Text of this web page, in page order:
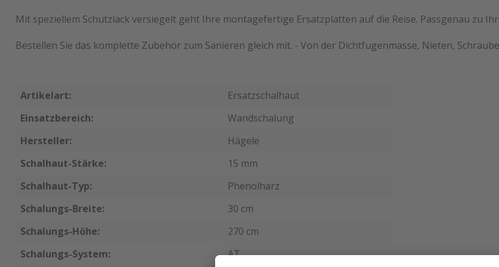
Mit speziellem Schutzlack versiegelt geht Ihre montagefertige Ersatzplatten auf die Reise. Passgenau zu
Bestellen Sie das komplette Zubehör zum Sanieren gleich mit. - Von der Dichtfugenmasse, Nieten,
Artikelart:
Ersatzschalhaut
Einsatzbereich:
Wandschalung
Hersteller:
Hägele
Schalhaut-Stärke:
15 mm
Schalhaut-Typ:
Phenolharz
Schalungs-Breite:
30 cm
Schalungs-Höhe:
270 cm
Schalungs-System:
AT